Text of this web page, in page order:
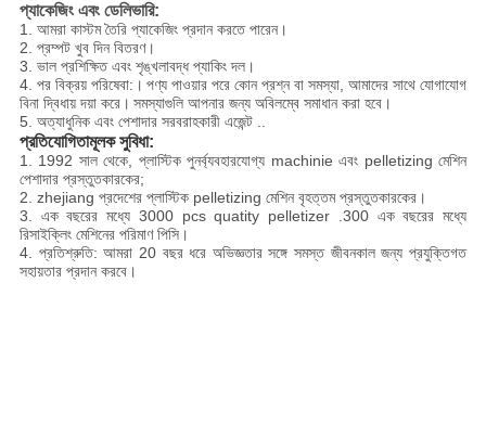
প্যাকেজিং এবং ডেলিভারি:
1. আমরা কাস্টম তৈরি প্যাকেজিং প্রদান করতে পারেন।
2. প্রম্পট খুব দিন বিতরণ।
3. ভাল প্রশিক্ষিত এবং শৃঙ্খলাবদ্ধ প্যাকিং দল।
4. পর বিক্রয় পরিষেবা:। পণ্য পাওয়ার পরে কোন প্রশ্ন বা সমস্যা, আমাদের সাথে যোগাযোগ
বিনা দ্বিধায় দয়া করে। সমস্যাগুলি আপনার জন্য অবিলম্বে সমাধান করা হবে।
5. অত্যাধুনিক এবং পেশাদার সরবরাহকারী এজেন্ট ..
প্রতিযোগিতামূলক সুবিধা:
1. 1992 সাল থেকে, প্লাস্টিক পুনর্ব্যবহারযোগ্য machinie এবং pelletizing মেশিন
পেশাদার প্রস্তুতকারকের;
2. zhejiang প্রদেশের প্লাস্টিক pelletizing মেশিন বৃহত্তম প্রস্তুতকারকের।
3. এক বছরের মধ্যে 3000 pcs quatity pelletizer .300 এক বছরের মধ্যে
রিসাইক্লিং মেশিনের পরিমাণ পিসি।
4. প্রতিশ্রুতি: আমরা 20 বছর ধরে অভিজ্ঞতার সঙ্গে সমস্ত জীবনকাল জন্য প্রযুক্তিগত
সহায়তার প্রদান করবে।